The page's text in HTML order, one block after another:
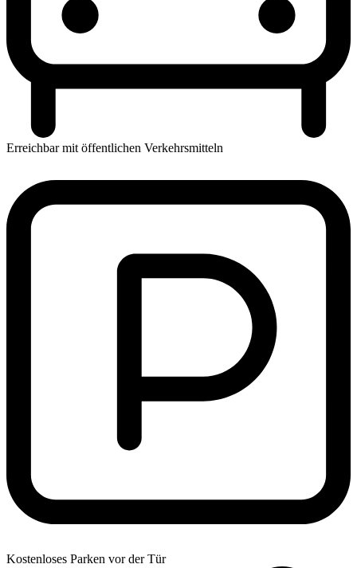
Erreichbar mit öffentlichen Verkehrsmitteln
Kostenloses Parken vor der Tür